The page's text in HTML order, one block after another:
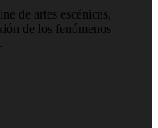
de artes escénicas,
de los fenómenos